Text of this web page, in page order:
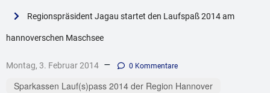
Regionspräsident Jagau startet den Laufspaß 2014 am
hannoverschen Maschsee
Montag, 3. Februar 2014 – 0 Kommentare
Sparkassen Lauf(s)pass 2014 der Region Hannover